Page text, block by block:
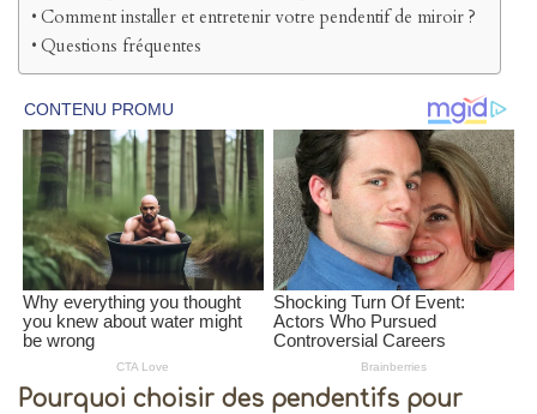
Comment installer et entretenir votre pendentif de miroir ?
Questions fréquentes
Pourquoi choisir des pendentifs pour